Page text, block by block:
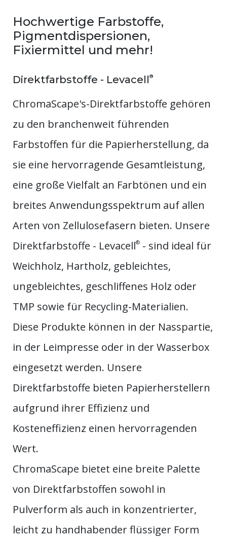
Hochwertige Farbstoffe,
Pigmentdispersionen,
Fixiermittel und mehr!
Direktfarbstoffe - Levacell®
ChromaScape's-Direktfarbstoffe gehören
zu den branchenweit führenden
Farbstoffen für die Papierherstellung, da
sie eine hervorragende Gesamtleistung,
eine große Vielfalt an Farbtönen und ein
breites Anwendungsspektrum auf allen
Arten von Zellulosefasern bieten. Unsere
Direktfarbstoffe - Levacell® - sind ideal für
Weichholz, Hartholz, gebleichtes,
ungebleichtes, geschliffenes Holz oder
TMP sowie für Recycling-Materialien.
Diese Produkte können in der Nasspartie,
in der Leimpresse oder in der Wasserbox
eingesetzt werden. Unsere
Direktfarbstoffe bieten Papierherstellern
aufgrund ihrer Effizienz und
Kosteneffizienz einen hervorragenden
Wert.
ChromaScape bietet eine breite Palette
von Direktfarbstoffen sowohl in
Pulverform als auch in konzentrierter,
leicht zu handhabender flüssiger Form